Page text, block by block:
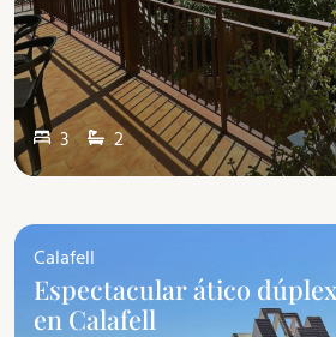
3 2
Calafell
Espectacular ático
en Calafell